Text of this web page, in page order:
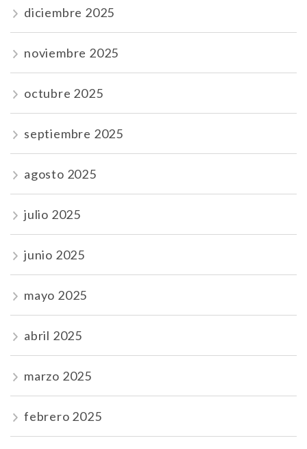
diciembre 2025
noviembre 2025
octubre 2025
septiembre 2025
agosto 2025
julio 2025
junio 2025
mayo 2025
abril 2025
marzo 2025
febrero 2025